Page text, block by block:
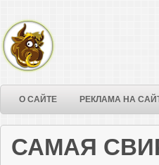
О САЙТЕ РЕКЛАМА НА
САМАЯ